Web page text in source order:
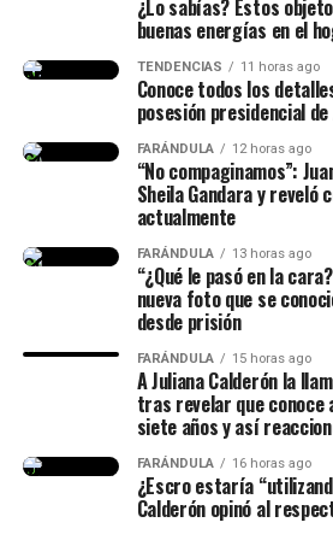
cuánto conocí al
hija, lo conocí hace
(…) Duramos un
separados y cantidad
(…) No diré nada
quiera hablar del
señaló.
Finalmente, la chica dejó en
lapso de tiempo no siempre
tuvieron idas y venidas.
@juliethpaolaberdu7
#SideHustleLIVE #PaidPartnership
#julianacalderon ♬ sonido original –
¿Lo sabías? Estos
buenas energías en el
TENDENCIAS 11 horas ago
Conoce todos los
posesión presidencial
FARÁNDULA 12 horas ago
“No compaginamos”:
Sheila Gandara y reveló
actualmente
FARÁNDULA 13 horas ago
“¿Qué le pasó en la
nueva foto que se
desde prisión
FARÁNDULA 15 horas ago
A Juliana Calderón la
tras revelar que conoce
siete años y así
FARÁNDULA 16 horas ago
¿Escro estaría
Calderón opinó al